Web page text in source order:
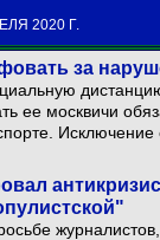
2020 Г.
за
ее москвичи
Исключение